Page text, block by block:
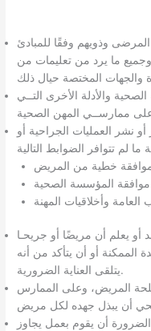
وذويهم وفقًا للمبادئ
وجميع ما يرد من تعليمات من
والأدلة الأخرى التــي
نشر العمليات الجراحية أو
يعلم أن مريضًا أو جريحـا
الممكنة أو أن يتأكد من أنه
يتلقى العناية الضرورية.
المريض، وعلى الممارس
أن يقوم بعمل يجاوز